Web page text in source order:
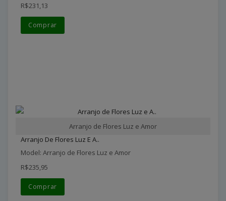
R$231,13
Comprar
Arranjo de Flores Luz e Amor
Arranjo De Flores Luz E A..
Model: Arranjo de Flores Luz e Amor
R$235,95
Comprar